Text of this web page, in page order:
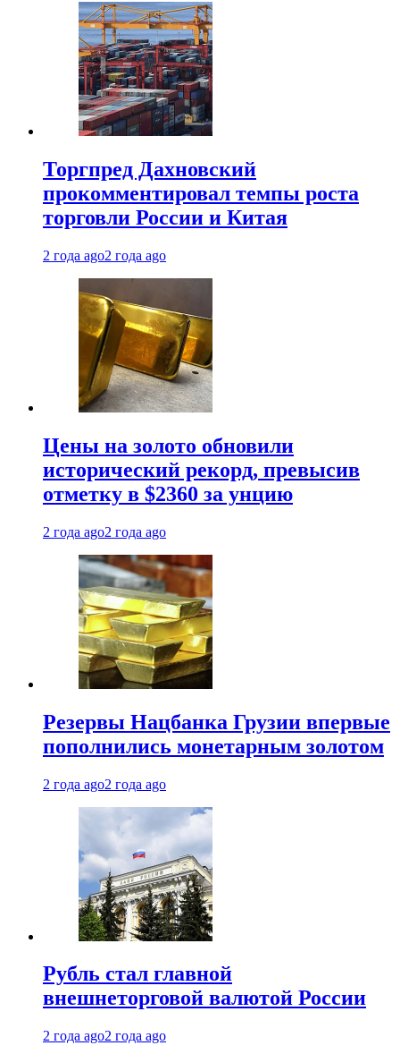
Торгпред Дахновский
прокомментировал темпы роста
торговли России и Китая
2 года ago2 года ago
Цены на золото обновили
исторический рекорд, превысив
отметку в $2360 за унцию
2 года ago2 года ago
Резервы Нацбанка Грузии впервые
пополнились монетарным золотом
2 года ago2 года ago
Рубль стал главной
внешнеторговой валютой России
2 года ago2 года ago